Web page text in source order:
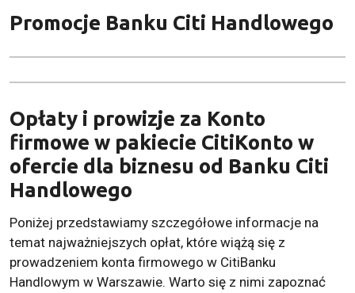
Promocje Banku Citi Handlowego
Opłaty i prowizje za Konto
firmowe w pakiecie CitiKonto w
ofercie dla biznesu od Banku Citi
Handlowego
Poniżej przedstawiamy szczegółowe informacje na
temat najważniejszych opłat, które wiążą się z
prowadzeniem konta firmowego w CitiBanku
Handlowym w Warszawie. Warto się z nimi zapoznać